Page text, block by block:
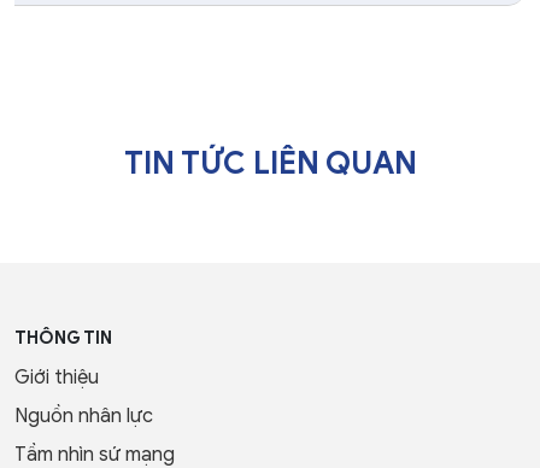
TIN TỨC LIÊN QUAN
THÔNG TIN
Giới thiệu
Nguồn nhân lực
Tầm nhìn sứ mạng